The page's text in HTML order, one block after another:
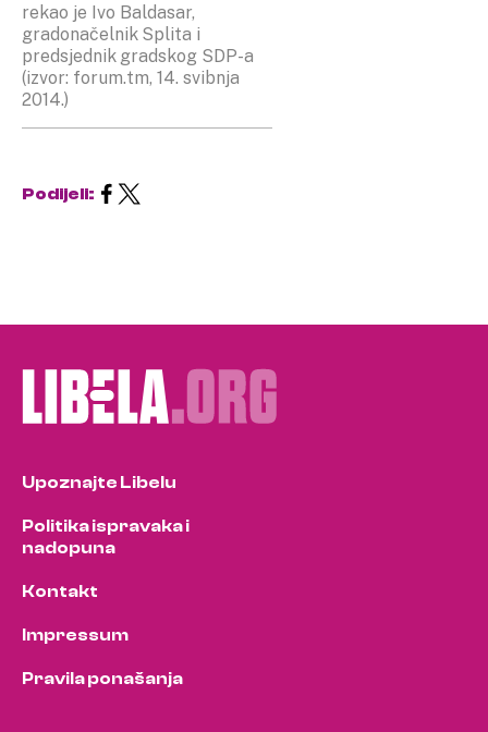
rekao je Ivo Baldasar,
gradonačelnik Splita i
predsjednik gradskog SDP-a
(izvor: forum.tm, 14. svibnja
2014.)
Podijeli:
Upoznajte Libelu
Politika ispravaka i
nadopuna
Kontakt
Impressum
Pravila ponašanja